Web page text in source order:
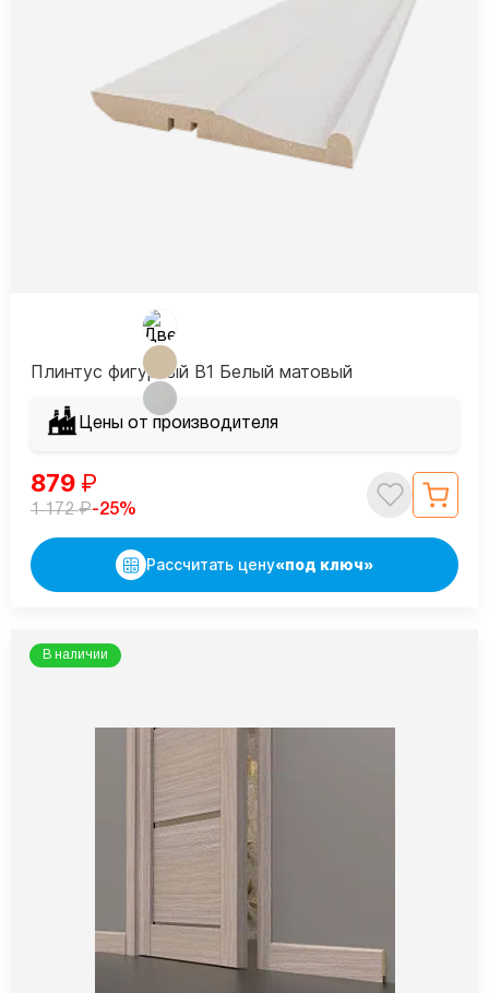
Плинтус фигурный В1 Белый матовый
Цены от производителя
879 ₽
1 172₽-25%
Рассчитать цену«под ключ»
В наличии